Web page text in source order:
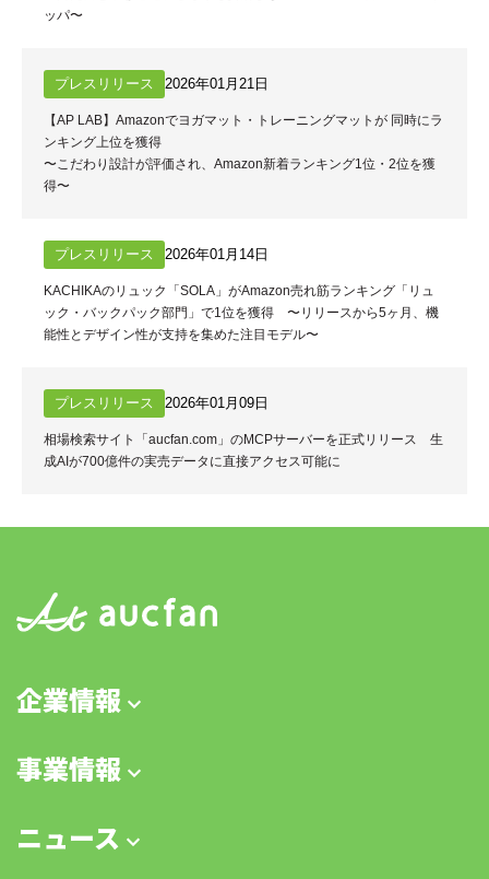
ッパ〜
プレスリリース 2026年01月21日
【AP LAB】Amazonでヨガマット・トレーニングマットが 同時にラ
ンキング上位を獲得
〜こだわり設計が評価され、Amazon新着ランキング1位・2位を獲
得〜
プレスリリース 2026年01月14日
KACHIKAのリュック「SOLA」がAmazon売れ筋ランキング「リュ
ック・バックパック部門」で1位を獲得 〜リリースから5ヶ月、機
能性とデザイン性が支持を集めた注目モデル〜
プレスリリース 2026年01月09日
相場検索サイト「aucfan.com」のMCPサーバーを正式リリース 生
成AIが700億件の実売データに直接アクセス可能に
企業情報
事業情報
ニュース